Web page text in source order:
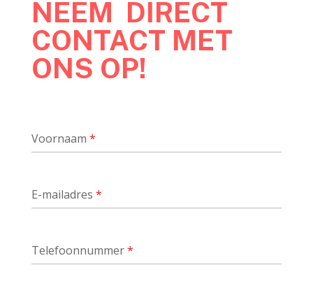
NEEM DIRECT
CONTACT MET
ONS OP!
Voornaam *
E-mailadres *
Telefoonnummer*